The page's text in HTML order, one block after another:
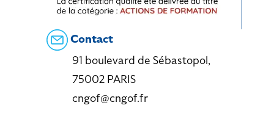
Contact
91 boulevard de Sébastopol,
75002 PARIS
cngof@cngof.fr